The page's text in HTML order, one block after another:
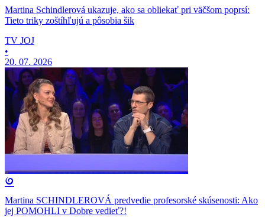
Martina Schindlerová ukazuje, ako sa obliekať pri väčšom poprsí:
Tieto triky zoštíhľujú a pôsobia šik
TV JOJ
•
20. 07. 2026
Martina SCHINDLEROVÁ predvedie profesorské skúsenosti: Ako
jej POMOHLI v Dobre vedieť?!